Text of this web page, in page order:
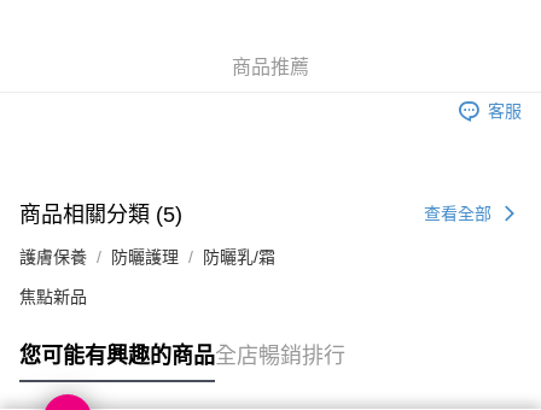
商品推薦
客服
商品相關分類 (5) 查看全部
護膚保養 防曬護理 防曬乳/霜
焦點新品
您可能有興趣的商品全店暢銷排行